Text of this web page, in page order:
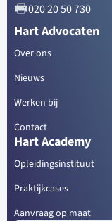
020 20 50 730
Hart Advocaten
Over ons
Nieuws
Werken bij
Contact
Hart Academy
Opleidingsinstituut
Praktijkcases
Aanvraag op maat